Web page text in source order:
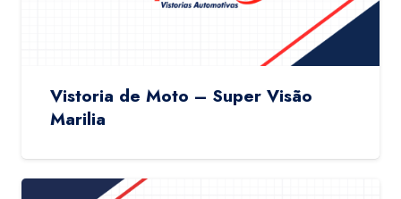
Vistoria de Moto – Super Visão
Marilia